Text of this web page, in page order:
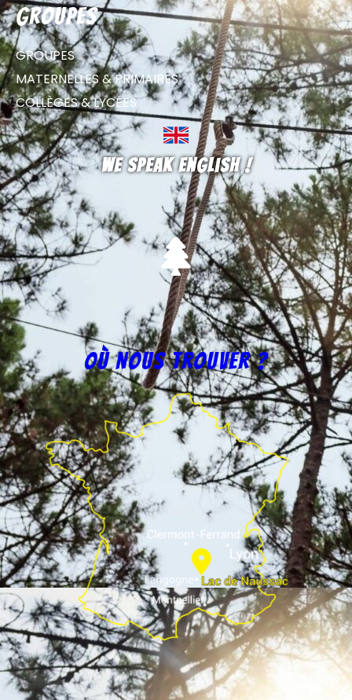
groupes
GROUPES
MATERNELLES & PRIMAIRES
COLLÈGES & LYCÉES
We speak english !
Où nous trouver ?